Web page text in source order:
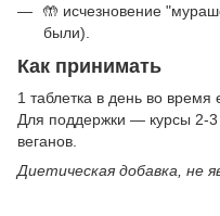
🤲 исчезновение
были).
Как принимать
1 таблетка в день во
Для поддержки — курсы 2-3
веганов.
Диетическая добавка, не